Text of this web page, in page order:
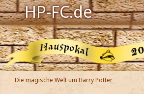
HP-FC.de
Navigation
Harry Potter
Der HP-FC
Die magische Welt um Harry Potter